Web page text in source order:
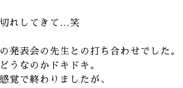
れしてきて…笑
発表会の先生との打ち合わせでした。
うなのかドキドキ。
覚で終わりましたが、